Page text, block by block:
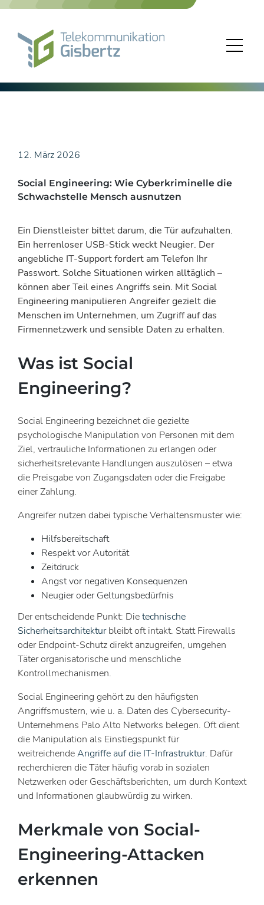
Skip
12. März 2026
Social Engineering: Wie Cyberkriminelle die
Schwachstelle Mensch ausnutzen
Ein Dienstleister bittet darum, die Tür aufzuhalten.
Ein herrenloser USB-Stick weckt Neugier. Der
angebliche IT-Support fordert am Telefon Ihr
Passwort. Solche Situationen wirken alltäglich –
können aber Teil eines Angriffs sein. Mit Social
Engineering manipulieren Angreifer gezielt die
Menschen im Unternehmen, um Zugriff auf das
Firmennetzwerk und sensible Daten zu erhalten.
Was ist Social
Engineering?
Social Engineering bezeichnet die gezielte
psychologische Manipulation von Personen mit dem
Ziel, vertrauliche Informationen zu erlangen oder
sicherheitsrelevante Handlungen auszulösen – etwa
die Preisgabe von Zugangsdaten oder die Freigabe
einer Zahlung.
Angreifer nutzen dabei typische Verhaltensmuster wie:
Hilfsbereitschaft
Respekt vor Autorität
Zeitdruck
Angst vor negativen Konsequenzen
Neugier oder Geltungsbedürfnis
Der entscheidende Punkt: Dietechnische
Sicherheitsarchitekturbleibt oft intakt. Statt Firewalls
oder Endpoint-Schutz direkt anzugreifen, umgehen
Täter organisatorische und menschliche
Kontrollmechanismen.
Social Engineering gehört zu den häufigsten
Angriffsmustern, wie u. a. Daten des Cybersecurity-
Unternehmens Palo Alto Networks belegen. Oft dient
die Manipulation als Einstiegspunkt für
weitreichendeAngriffe auf die IT-Infrastruktur. Dafür
recherchieren die Täter häufig vorab in sozialen
Netzwerken oder Geschäftsberichten, um durch Kontext
und Informationen glaubwürdig zu wirken.
Merkmale von Social-
Engineering-Attacken
erkennen